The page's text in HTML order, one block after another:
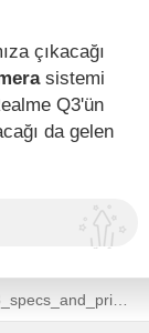
çıkacağı
sistemi
Q3'ün
da gelen